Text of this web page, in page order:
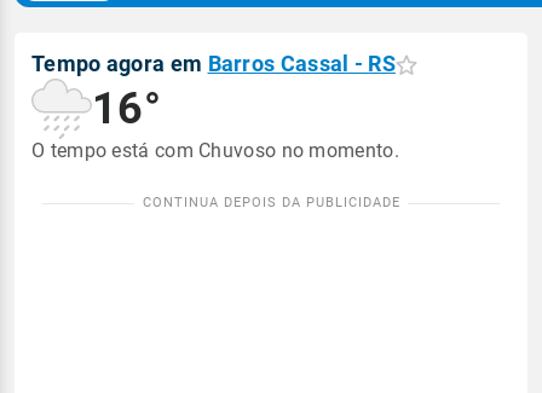
Tempo agora em Barros Cassal - RS
16°
O tempo está com Chuvoso no momento.